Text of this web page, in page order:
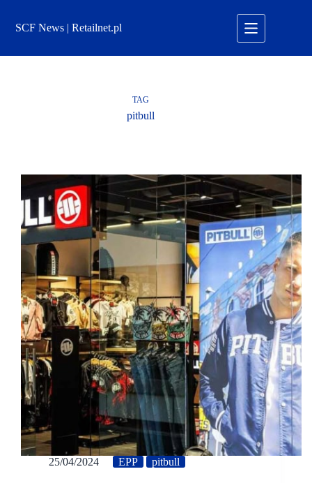
treściSCF News | Retailnet.pl
TAG
pitbull
25/04/2024 EPP pitbull